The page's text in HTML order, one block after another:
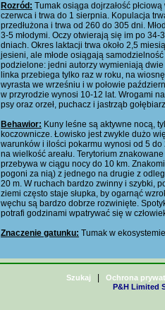
Rozród: Tumak osiąga dojrzałość
czerwca i trwa do 1 sierpnia. Kopulacja
przedłużona i trwa od 260 do 305 dni.
3-5 młodymi. Oczy otwierają się im po
dniach. Okres laktacji trwa około 2,5
jesieni, ale młode osiągają
podzielone: jedni autorzy wymieniają
linka przebiega tylko raz w roku, na
wyrasta we wrześniu i w połowie
w przyrodzie wynosi 10-12 lat. Wrogami
psy oraz orzeł, puchacz i jastrząb
Behawior: Kuny leśne są aktywne nocą,
koczownicze. Łowisko jest zwykle dużo
warunków i ilości pokarmu wynosi od 5
na wielkość areału. Terytorium
przebywa w ciągu nocy do 10 km.
pogoni za nią) z jednego na drugie z
20 m. W ruchach bardzo zwinny i szybki,
ziemi często staje słupka, by ogarnąć
węchu są bardzo dobrze rozwinięte.
potrafi godzinami wpatrywać się w
Znaczenie gatunku: Tumak w
Szukaj Ochrona
P&H Limited